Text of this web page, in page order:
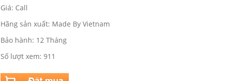
Giá: Call
Hãng sản xuất: Made By Vietnam
Bảo hành: 12 Tháng
Số lượt xem: 911